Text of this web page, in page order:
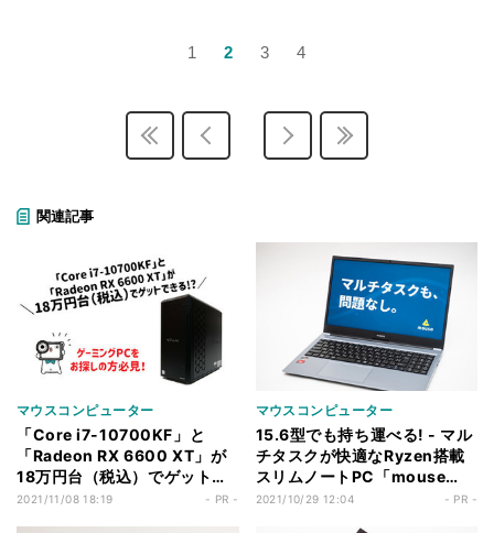
1 2 3 4
関連記事
マウスコンピューター
「Core i7-10700KF」と
「Radeon RX 6600 XT」が
18万円台（税込）でゲットで
きる!? ゲーミングデスクトッ
2021/11/08 18:19 - PR -
マウスコンピューター
15.6型でも持ち運べる! - マル
チタスクが快適なRyzen搭載
スリムノートPC「mouse
B5-R5(2021年モデル)」
2021/10/29 12:04 - PR -